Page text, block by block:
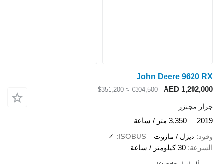
John Deere 9620 RX
AED 1,292,000
€304,500
≈ $351,200
جرار مجنزر
2019
3,350 متر / ساعة
وقود ديزل / مازوت ISOBUS
✓
السرعة 30 كيلومتر / ساعة